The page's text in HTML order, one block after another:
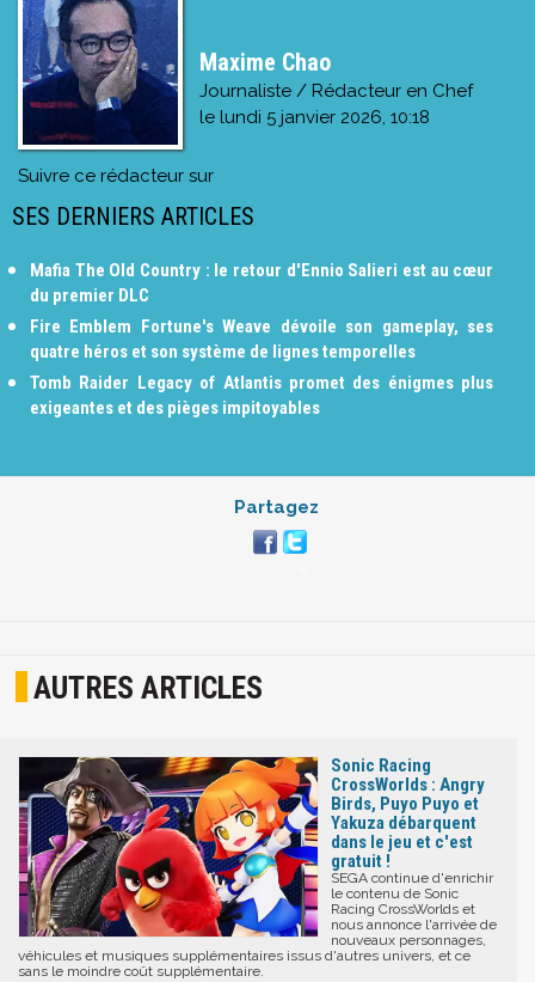
Maxime Chao
Journaliste / Rédacteur en Chef
le lundi 5 janvier 2026, 10:18
Suivre ce rédacteur sur
SES DERNIERS ARTICLES
Mafia The Old Country : le retour d'Ennio Salieri est au cœur
du premier DLC
Fire Emblem Fortune's Weave dévoile son gameplay, ses
quatre héros et son système de lignes temporelles
Tomb Raider Legacy of Atlantis promet des énigmes plus
exigeantes et des pièges impitoyables
Partagez
AUTRES ARTICLES
Sonic Racing
CrossWorlds : Angry
Birds, Puyo Puyo et
Yakuza débarquent
dans le jeu et c'est
gratuit !
SEGA continue d'enrichir
le contenu de Sonic
Racing CrossWorlds et
nous annonce l'arrivée de
nouveaux personnages,
véhicules et musiques supplémentaires issus d'autres univers, et ce
sans le moindre coût supplémentaire.